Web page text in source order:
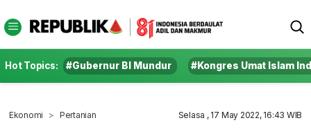
Hot Topics: #Gubernur BI Mundur #Kongres Umat Islam
Ekonomi Pertanian Selasa , 17 May 2022, 16:43 WIB